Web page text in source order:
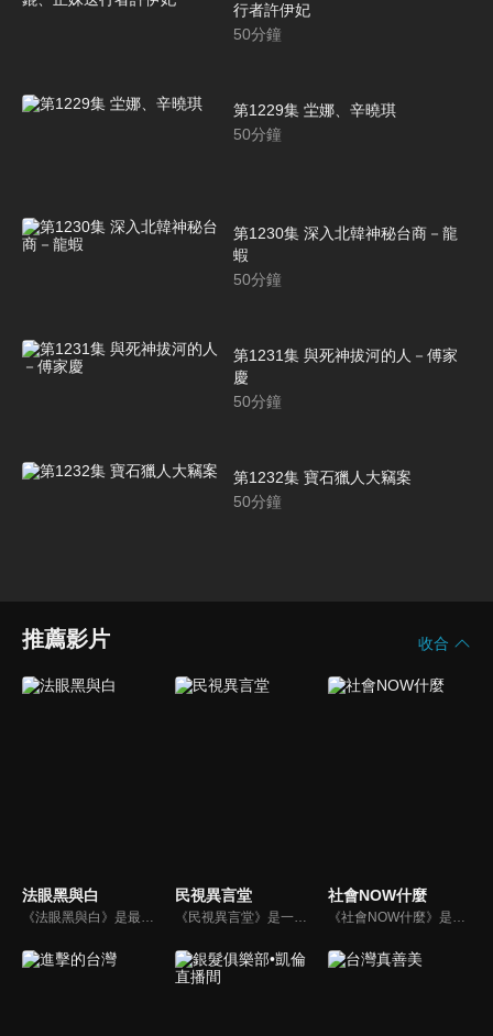
行者許伊妃
50分鐘
第1229集 坣娜、辛曉琪
50分鐘
第1230集 深入北韓神秘台商－龍
蝦
50分鐘
第1231集 與死神拔河的人－傅家
慶
50分鐘
第1232集 寶石獵人大竊案
50分鐘
推薦影片 收合
法眼黑與白 民視異言堂
《民視異言堂》是一個時事專題討論節目，內容包括是記者專訪的時事專題或生活話題。
社會NOW什麼